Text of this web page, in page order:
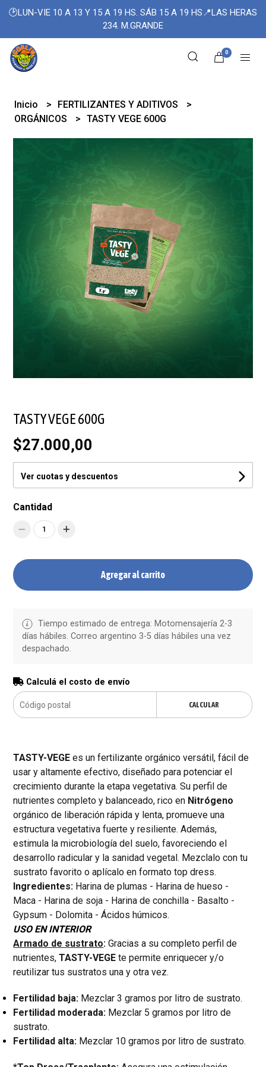
🕑LUN-VIE 10 A 13 Y 15 A 19 HS. SÁB 15 A 19 HS📍LAS HERAS
234. M.GRANDE
0
Inicio
FERTILIZANTES Y ADITIVOS
ORGÁNICOS
TASTY VEGE 600G
TASTY VEGE 600G
$27.000,00
Ver cuotas y descuentos
Cantidad
1
Agregar al carrito
Tiempo estimado de entrega: Motomensajería 2-3
días hábiles. Correo argentino 3-5 días hábiles una vez
despachado.
Calculá el costo de envío
CALCULAR
TASTY-VEGE es un fertilizante orgánico versátil, fácil de
usar y altamente efectivo, diseñado para potenciar el
crecimiento durante la etapa vegetativa. Su perfil de
nutrientes completo y balanceado, rico en Nitrógeno
orgánico de liberación rápida y lenta, promueve una
estructura vegetativa fuerte y resiliente. Además,
estimula la microbiología del suelo, favoreciendo el
desarrollo radicular y la sanidad vegetal. Mezclalo con tu
sustrato favorito o aplícalo en formato top dress.
Ingredientes: Harina de plumas - Harina de hueso -
Maca - Harina de soja - Harina de conchilla - Basalto -
Gypsum - Dolomita - Ácidos húmicos.
USO EN INTERIOR
Armado de sustrato: Gracias a su completo perfil de
nutrientes,TASTY-VEGE te permite enriquecer y/o
reutilizar tus sustratos una y otra vez.
Fertilidad baja: Mezclar 3 gramos por litro de sustrato.
Fertilidad moderada: Mezclar 5 gramos por litro de
sustrato.
Fertilidad alta: Mezclar 10 gramos por litro de sustrato.